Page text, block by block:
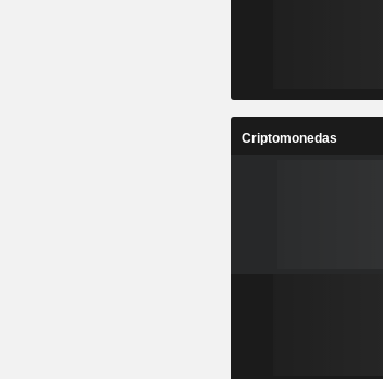
Criptomonedas